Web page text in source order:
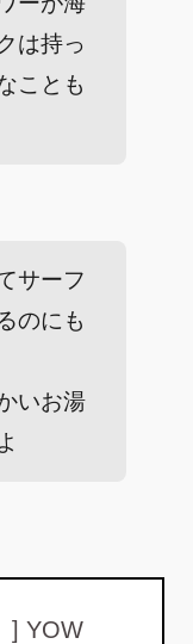
は持っ
ことも
サーフ
のにも
いお湯
] YOW